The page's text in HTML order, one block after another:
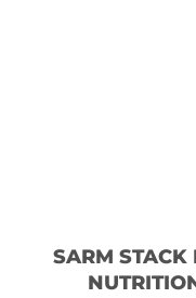
SARM STACK